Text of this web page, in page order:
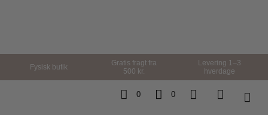
Fysisk butik
Gratis fragt fra
500 kr.
Levering 1–3
hverdage
0 0